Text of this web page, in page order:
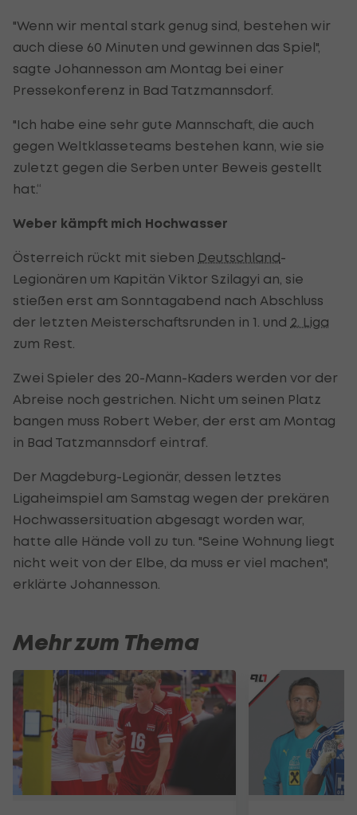
"Wenn wir mental stark genug sind, bestehen wir
auch diese 60 Minuten und gewinnen das Spiel",
sagte Johannesson am Montag bei einer
Pressekonferenz in Bad Tatzmannsdorf.
"Ich habe eine sehr gute Mannschaft, die auch
gegen Weltklasseteams bestehen kann, wie sie
zuletzt gegen die Serben unter Beweis gestellt
hat.“
Weber kämpft mich Hochwasser
Österreich rückt mit sieben Deutschland-
Legionären um Kapitän Viktor Szilagyi an, sie
stießen erst am Sonntagabend nach Abschluss
der letzten Meisterschaftsrunden in 1. und 2. Liga
zum Rest.
Zwei Spieler des 20-Mann-Kaders werden vor der
Abreise noch gestrichen. Nicht um seinen Platz
bangen muss Robert Weber, der erst am Montag
in Bad Tatzmannsdorf eintraf.
Der Magdeburg-Legionär, dessen letztes
Ligaheimspiel am Samstag wegen der prekären
Hochwassersituation abgesagt worden war,
hatte alle Hände voll zu tun. "Seine Wohnung liegt
nicht weit von der Elbe, da muss er viel machen",
erklärte Johannesson.
Mehr zum Thema